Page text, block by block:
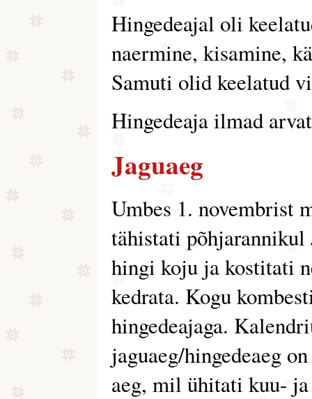
Hingedeajal oli
naermine, kisamine,
Samuti olid keelatud
Hingedeaja ilmad
Jaguaeg
Umbes 1. novembrist
tähistati põhjarannikul
hingi koju ja kostitati
kedrata. Kogu
hingedeajaga.
jaguaeg/hingedeaeg
aeg, mil ühitati kuu- ja